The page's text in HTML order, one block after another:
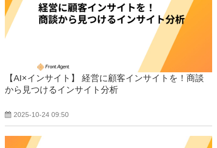
【AI×インサイト】 経営に顧客インサイトを！商談
から見つけるインサイト分析
2025-10-24 09:50